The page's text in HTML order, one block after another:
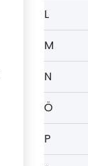
L
M
N
Ö
P